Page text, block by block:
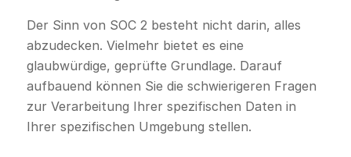
Der Sinn von SOC 2 besteht nicht darin, alles
abzudecken. Vielmehr bietet es eine
glaubwürdige, geprüfte Grundlage. Darauf
aufbauend können Sie die schwierigeren Fragen
zur Verarbeitung Ihrer spezifischen Daten in
Ihrer spezifischen Umgebung stellen.